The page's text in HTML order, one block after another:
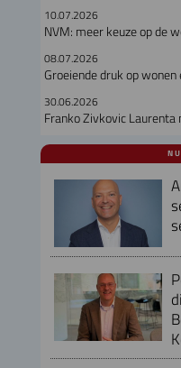
10.07.2026
NVM: meer keuze op de
08.07.2026
Groeiende druk op
30.06.2026
Franko Zivkovic